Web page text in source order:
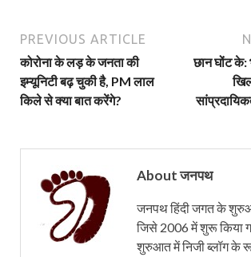
PREVIOUS ARTICLE
कोरोना के लड़ के जनता की
इम्यूनिटी बढ़ चुकी है, PM लाल
किले से क्या बात करेंगे?
छान घोंट के:
About जनपथ
जनपथ हिंदी जगत के
जिसे 2006 में शुरू किया
शुरुआत में निजी ब्लॉग के